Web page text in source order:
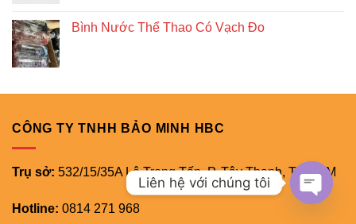
Bình Nước Thể Thao Có Vạch Đo
CÔNG TY TNHH BẢO MINH HBC
Trụ sở: 532/15/35A Lê Trọng Tấn, P. Tây Thạnh, TP.HCM
Hotline: 0814 271 968
Liên hệ với chúng tôi